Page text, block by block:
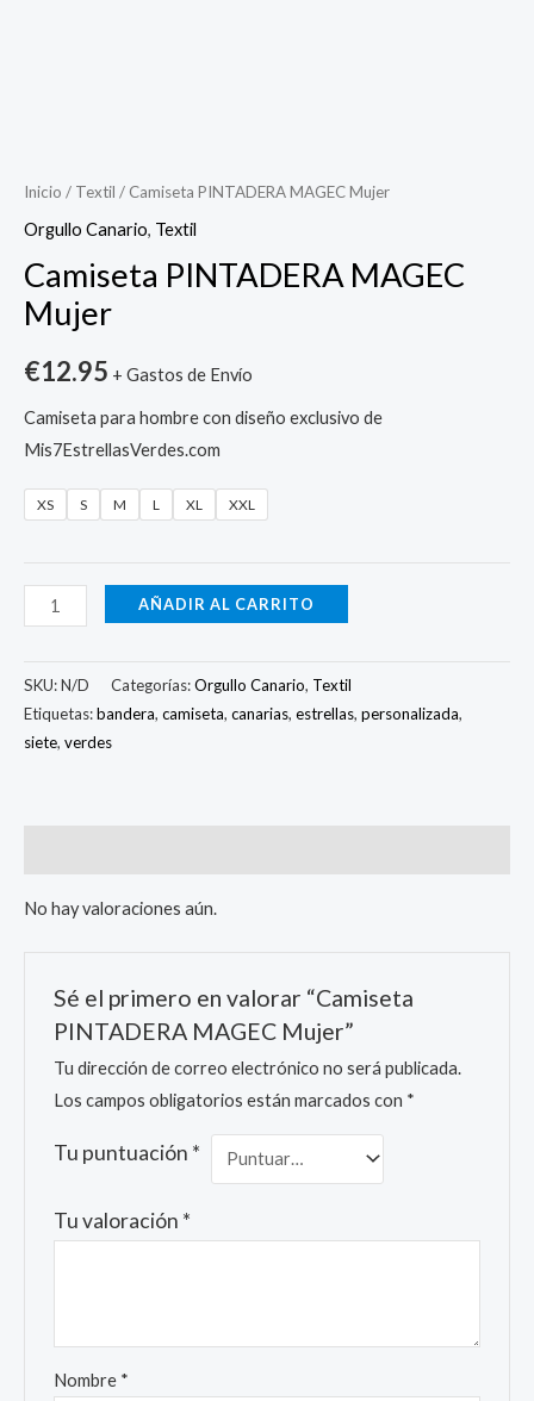
Inicio / Textil / Camiseta PINTADERA MAGEC Mujer
Orgullo Canario, Textil
Camiseta PINTADERA MAGEC
Mujer
€12.95 + Gastos de Envío
Camiseta para hombre con diseño exclusivo de
Mis7EstrellasVerdes.com
XS S M L XL XXL
MAGEC
Mujer
AÑADIR AL CARRITO
SKU:N/D Categorías:Orgullo Canario, Textil
Etiquetas:bandera, camiseta, canarias, estrellas, personalizada,
siete, verdes
No hay valoraciones aún.
Sé el primero en valorar “Camiseta
PINTADERA MAGEC Mujer”
Tu dirección de correo electrónico no será publicada.
Los campos obligatorios están marcados con *
Tu puntuación *
Tu valoración *
Nombre *